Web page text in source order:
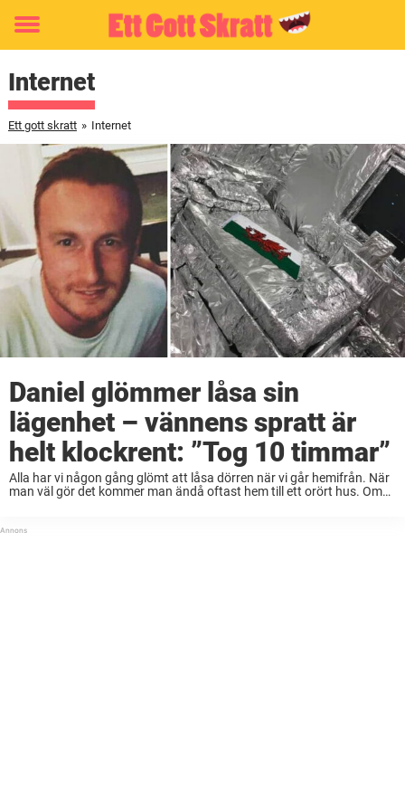
Toggle
Internet
Ett gott skratt » Internet
Daniel glömmer låsa sin
lägenhet – vännens spratt är
helt klockrent: ”Tog 10 timmar”
Alla har vi någon gång glömt att låsa dörren när vi går hemifrån. När
man väl gör det kommer man ändå oftast hem till ett orört hus. Om